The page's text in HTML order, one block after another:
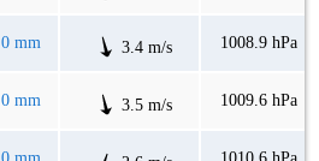
0 mm 3.4 m/s 1008.9 hPa
0 mm 3.5 m/s 1009.6 hPa